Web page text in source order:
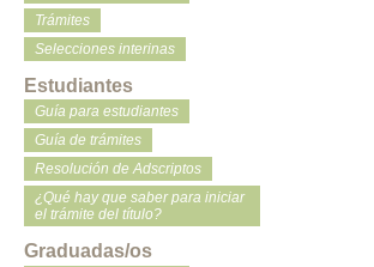
Trámites
Selecciones interinas
Estudiantes
Guía para estudiantes
Guía de trámites
Resolución de Adscriptos
¿Qué hay que saber para iniciar
el trámite del título?
Graduadas/os